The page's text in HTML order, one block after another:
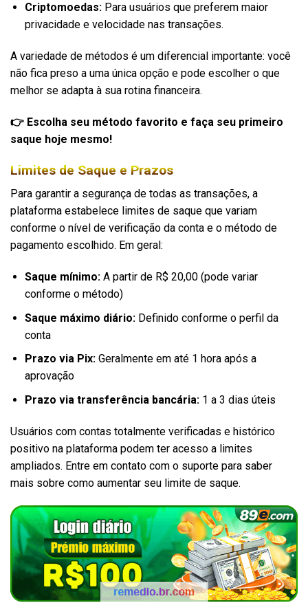
Criptomoedas:Para usuários que preferem maior
privacidade e velocidade nas transações.
A variedade de métodos é um diferencial importante: você
não fica preso a uma única opção e pode escolher o que
melhor se adapta à sua rotina financeira.
👉 Escolha seu método favorito e faça seu primeiro
saque hoje mesmo!
Limites de Saque e Prazos
Para garantir a segurança de todas as transações, a
plataforma estabelece limites de saque que variam
conforme o nível de verificação da conta e o método de
pagamento escolhido. Em geral:
Saque mínimo:A partir de R$ 20,00 (pode variar
conforme o método)
Saque máximo diário:Definido conforme o perfil da
conta
Prazo via Pix:Geralmente em até 1 hora após a
aprovação
Prazo via transferência bancária:1 a 3 dias úteis
Usuários com contas totalmente verificadas e histórico
positivo na plataforma podem ter acesso a limites
ampliados. Entre em contato com o suporte para saber
mais sobre como aumentar seu limite de saque.